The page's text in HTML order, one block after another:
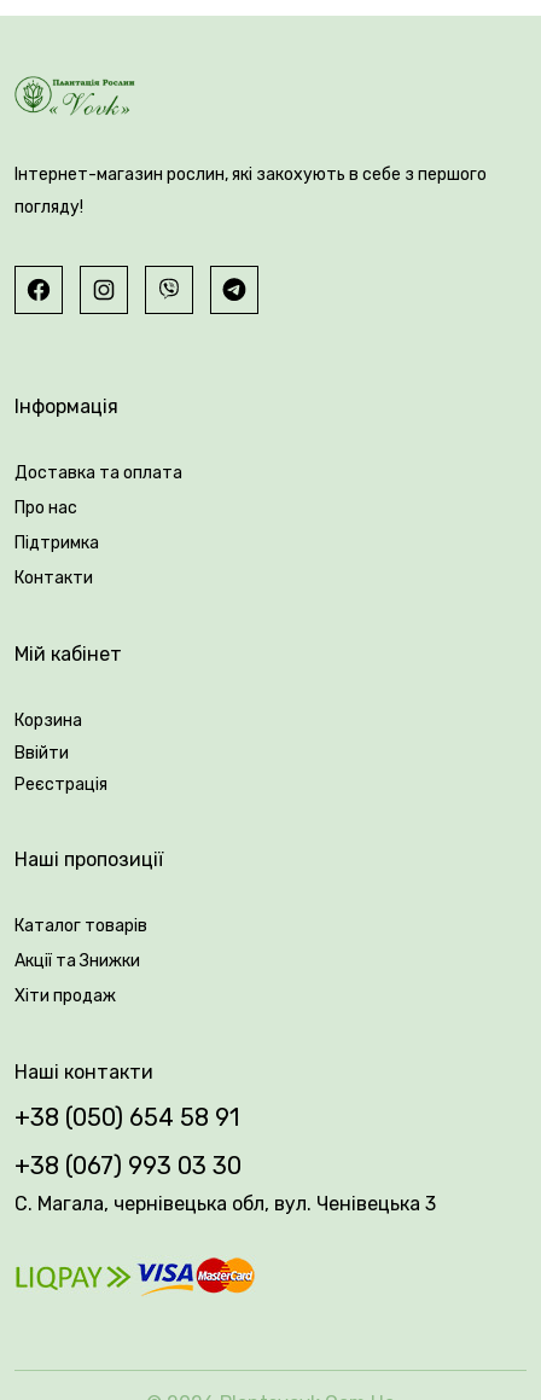
Інтернет-магазин рослин, які закохують в себе з першого
погляду!
Інформація
Доставка та оплата
Про нас
Підтримка
Контакти
Мій кабінет
Корзина
Ввійти
Реєстрація
Наші пропозиції
Каталог товарів
Акції та Знижки
Хіти продаж
Наші контакти
+38 (050) 654 58 91
+38 (067) 993 03 30
С. Магала, чернівецька обл, вул. Ченівецька 3